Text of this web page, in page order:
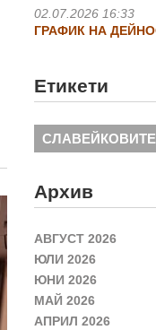
02.07.2026 16:33
ГРАФИК НА
Етикети
Архив
АВГУСТ 2026
ЮЛИ 2026
ЮНИ 2026
МАЙ 2026
АПРИЛ 2026